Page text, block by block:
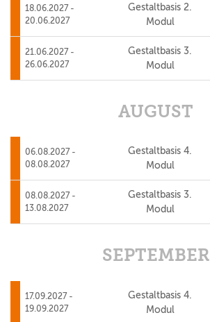
18.06.2027 -
20.06.2027
Gestaltbasis 2.
Modul
21.06.2027 -
26.06.2027
Gestaltbasis 3.
Modul
AUGUST
06.08.2027 -
08.08.2027
Gestaltbasis 4.
Modul
08.08.2027 -
13.08.2027
Gestaltbasis 3.
Modul
SEPTEMBER
17.09.2027 -
19.09.2027
Gestaltbasis 4.
Modul